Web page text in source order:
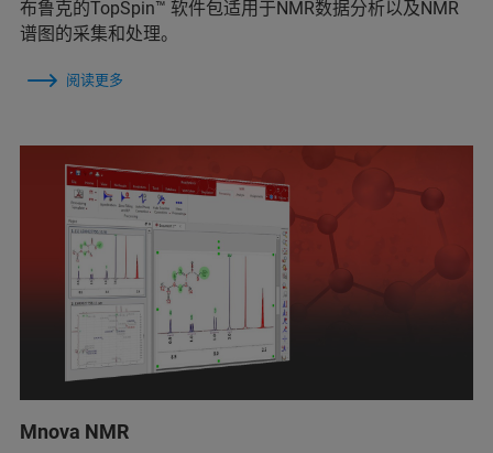
布鲁克的TopSpin™ 软件包适用于NMR数据分析以及NMR
谱图的采集和处理。
阅读更多
Mnova NMR